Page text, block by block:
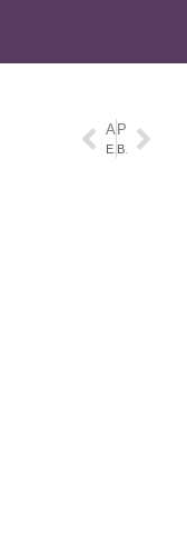
ANTERIOR
Estrela do atletismo é pódio nos Jogos Parasul-Americanos no ciclismo
PRÓXIMO
Brasil rebate EUA e diz que tarifaço prejudicaria empresas americanas